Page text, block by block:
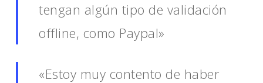
tengan algún tipo de validación
offline, como Paypal»
«Estoy muy contento de haber